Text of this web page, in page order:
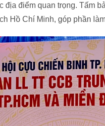
địa điểm quan trọng. Tấm
Hồ Chí Minh, góp phần